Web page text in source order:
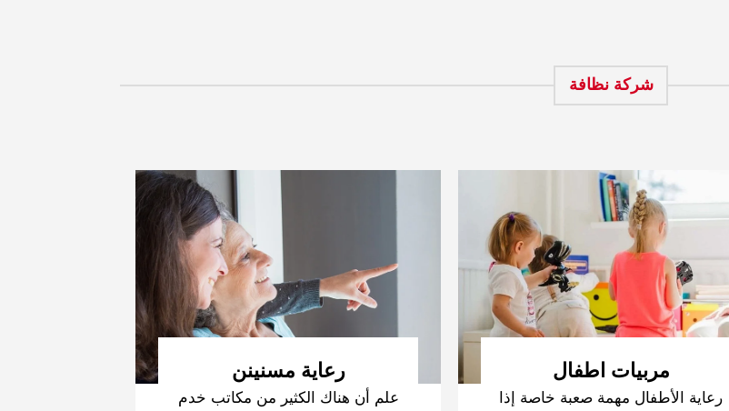
شركة نظافة
مربيات اطفال
رعاية الأطفال مهمة صعبة خاصة إذا
رعاية مسنينن
علم أن هناك الكثير من مكاتب خدم